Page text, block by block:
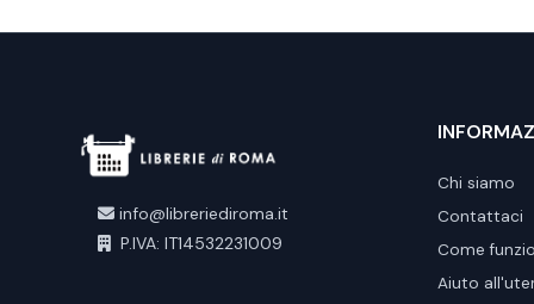
info@libreriediroma.it
P.IVA: IT14532231009
Chi siamo
Contattaci
Come
Aiuto